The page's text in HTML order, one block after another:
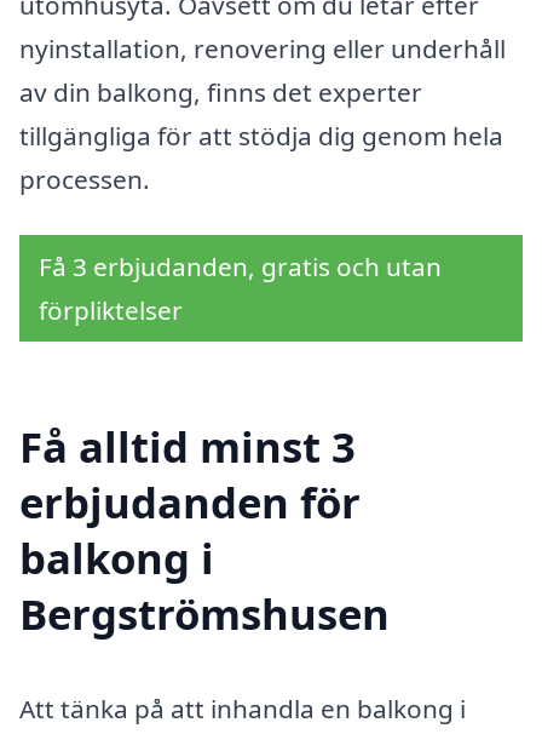
nyinstallation, renovering eller underhåll
av din balkong, finns det experter
tillgängliga för att stödja dig genom hela
processen.
Få 3 erbjudanden, gratis och utan
förpliktelser
Få alltid minst 3
erbjudanden för
balkong i
Bergströmshusen
Att tänka på att inhandla en balkong i